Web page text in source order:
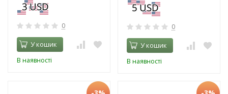
0
У кошик
В наявності
0
У кошик
В наявності